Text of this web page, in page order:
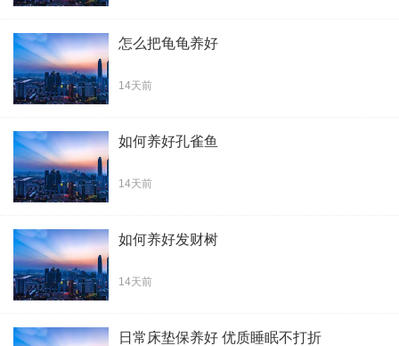
怎么把龟龟养好
14天前
如何养好孔雀鱼
14天前
如何养好发财树
14天前
日常床垫保养好 优质睡眠不打折